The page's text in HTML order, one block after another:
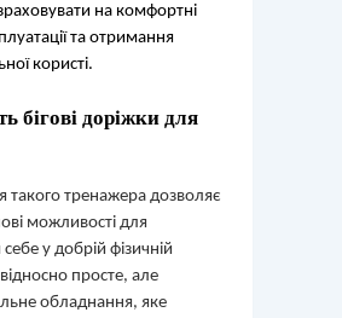
на комфортні
та отримання
користі.
бігові доріжки для
такого тренажера дозволяє
можливості для
у добрій фізичній
просте, але
обладнання, яке